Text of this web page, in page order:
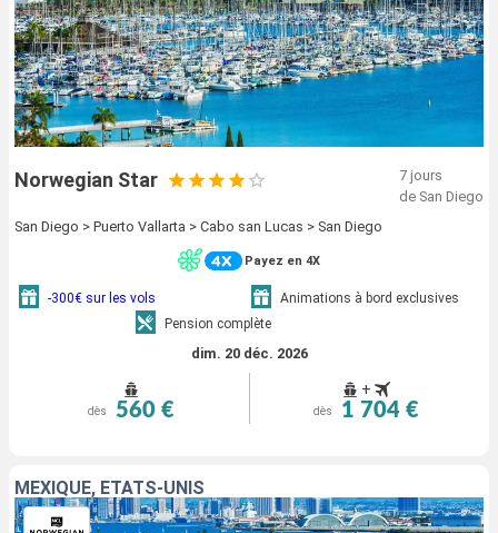
Norwegian Star
7 jours
de San Diego
San Diego > Puerto Vallarta > Cabo san Lucas > San Diego
Payez en 4X
-300€ sur les vols
Animations à bord exclusives
Pension complète
dim. 20 déc. 2026
dès 560 €
+
dès 1 704 €
MEXIQUE, ÉTATS-UNIS